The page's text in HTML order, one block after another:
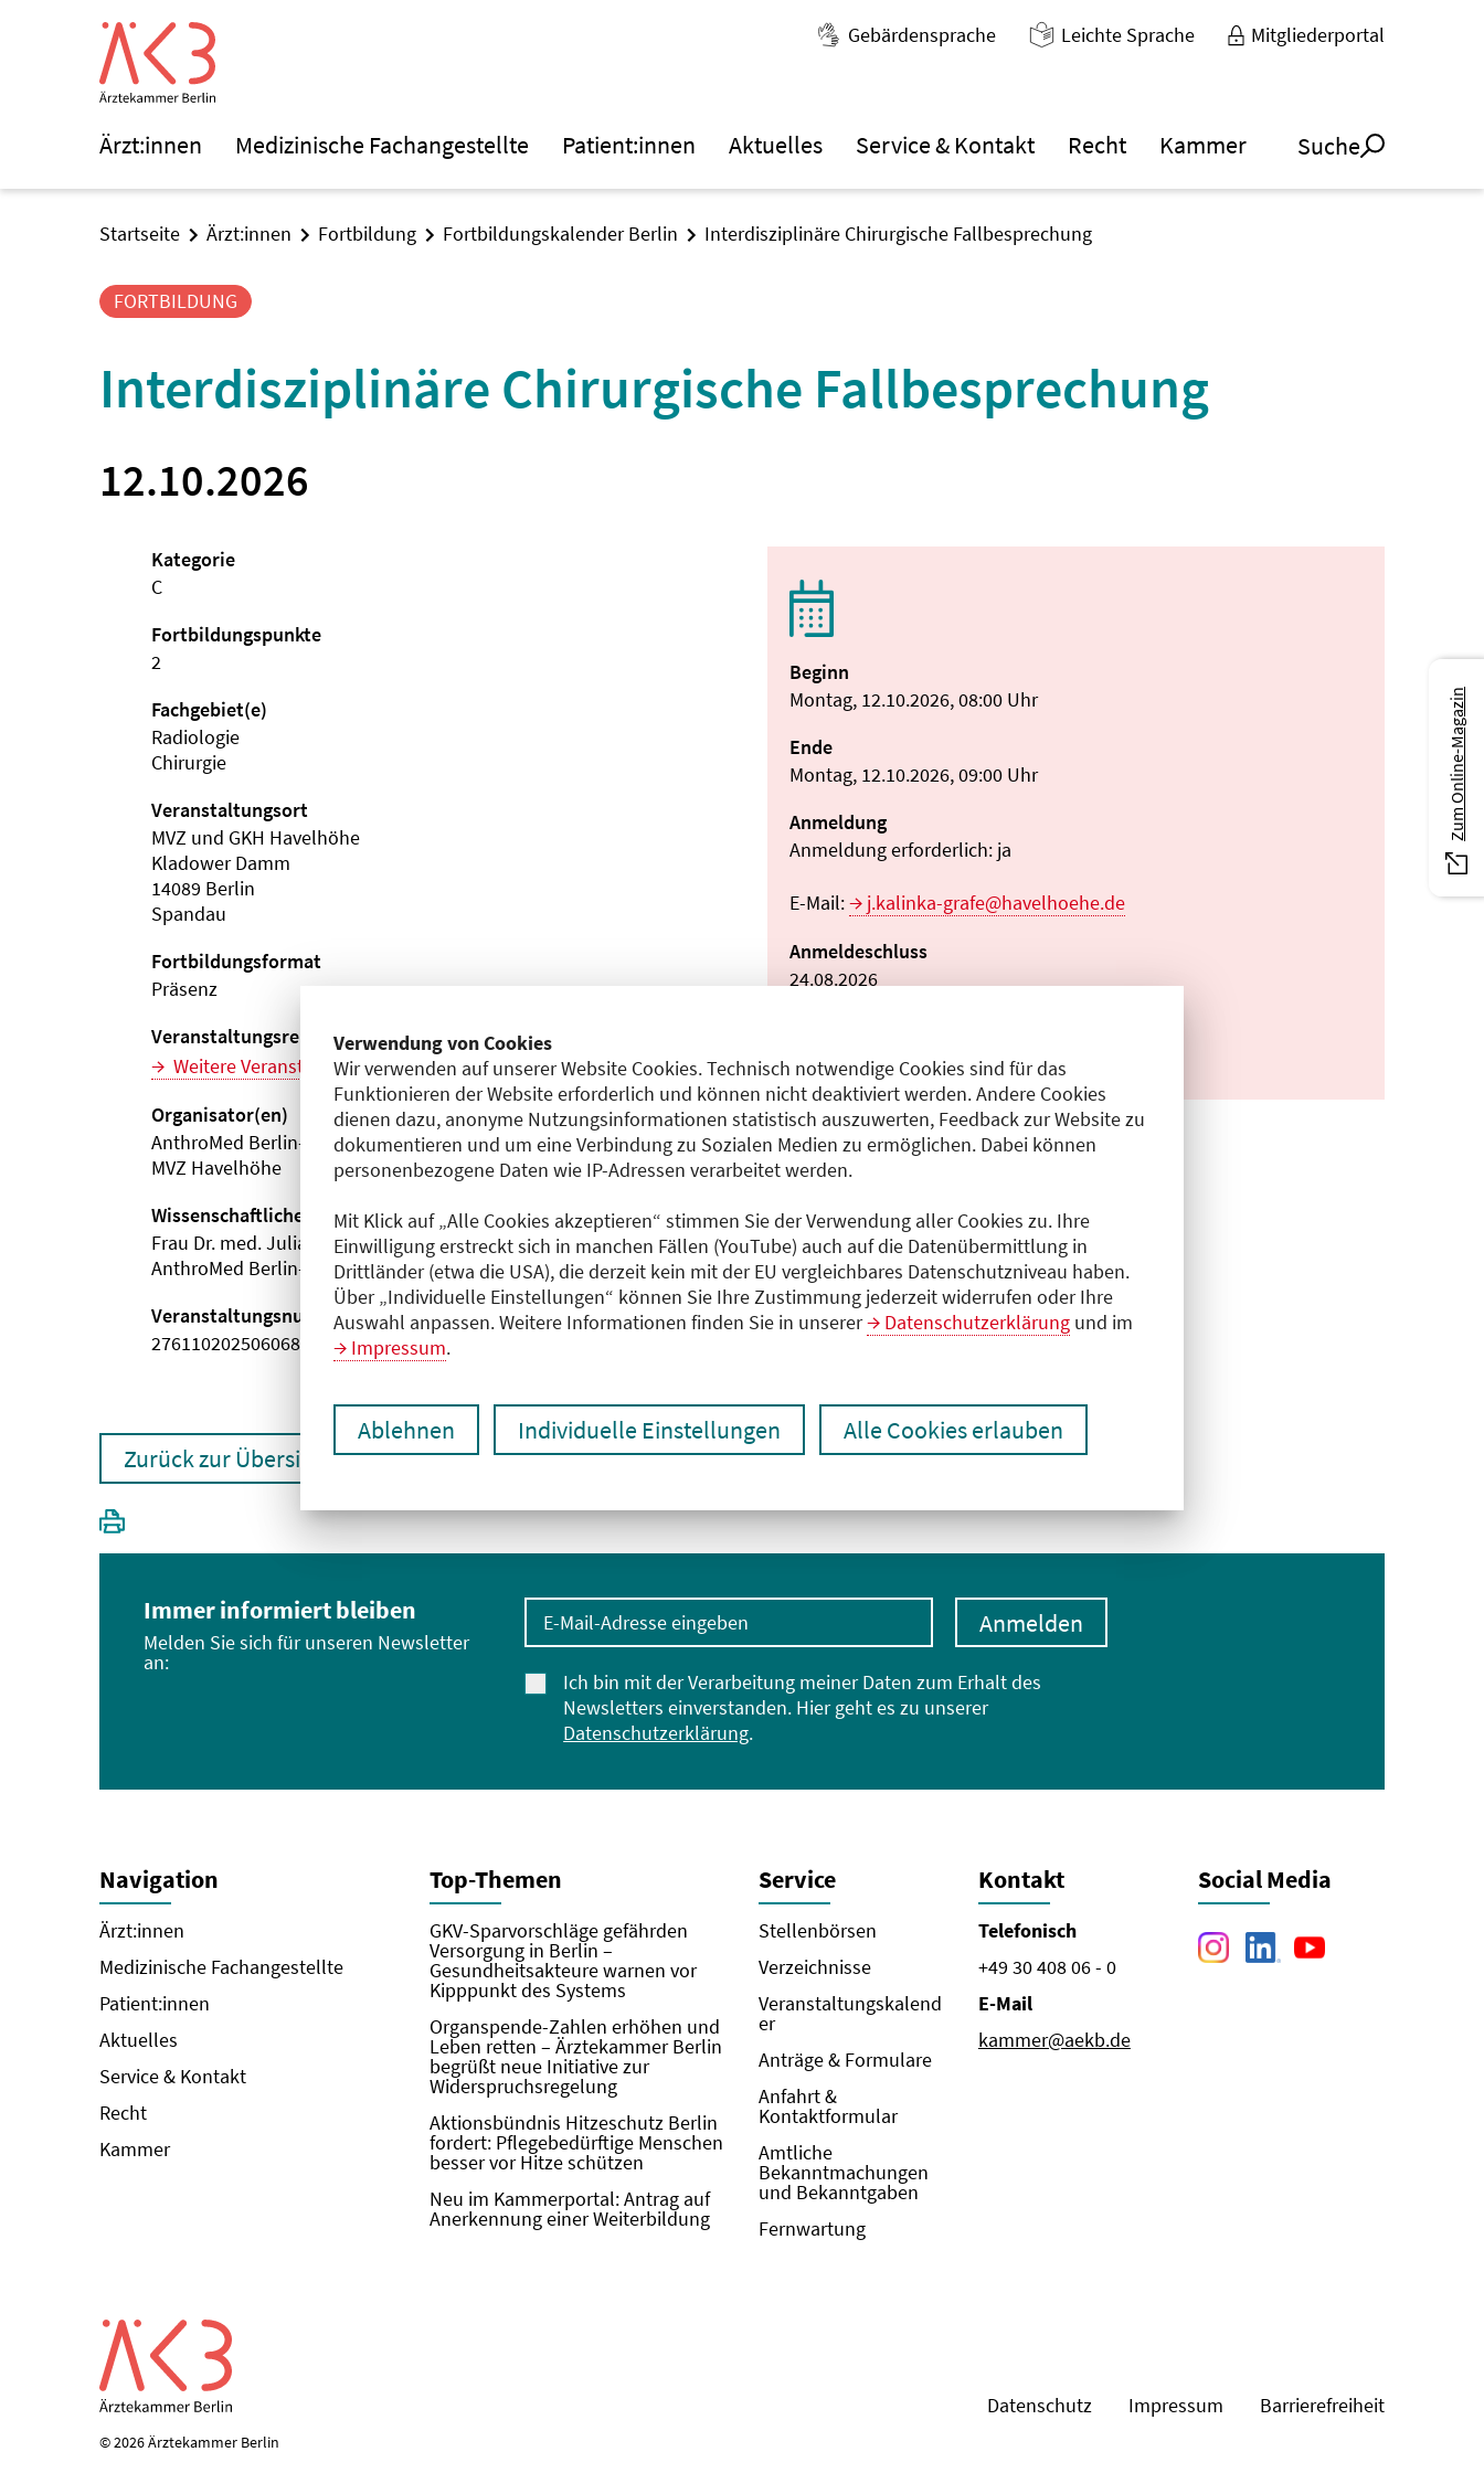
Verwendung von Cookies
Wir verwenden auf unserer Website Cookies. Technisch notwendige Cookies sind für das
Funktionieren der Website erforderlich und können nicht deaktiviert werden. Andere Cookies
dienen dazu, anonyme Nutzungsinformationen statistisch auszuwerten, Feedback zur Website zu
dokumentieren und um eine Verbindung zu Sozialen Medien zu ermöglichen. Dabei können
personenbezogene Daten wie IP-Adressen verarbeitet werden.
Mit Klick auf „Alle Cookies akzeptieren“ stimmen Sie der Verwendung aller Cookies zu. Ihre
Einwilligung erstreckt sich in manchen Fällen (YouTube) auch auf die Datenübermittlung in
Drittländer (etwa die USA), die derzeit kein mit der EU vergleichbares Datenschutzniveau haben.
Über „Individuelle Einstellungen“ können Sie Ihre Zustimmung jederzeit widerrufen oder Ihre
Auswahl anpassen. Weitere Informationen finden Sie in unserer
Datenschutzerklärung und im
Impressum.
Ablehnen Individuelle Einstellungen Alle Cookies erlauben
Gebärdensprache Leichte Sprache Mitgliederportal
Ärzt:innen Medizinische Fachangestellte Patient:innen Aktuelles Service & Kontakt Recht Kammer Suche
Startseite Ärzt:innen Fortbildung Fortbildungskalender Berlin Interdisziplinäre Chirurgische Fallbesprechung
FORTBILDUNG
Interdisziplinäre Chirurgische Fallbesprechung
12.10.2026
Beginn
Montag, 12.10.2026, 08:00 Uhr
Ende
Montag, 12.10.2026, 09:00 Uhr
Anmeldung
Anmeldung erforderlich: ja
E-Mail:
j.kalinka-grafe@havelhoehe.de
Anmeldeschluss
24.08.2026
Dokumente
Programm (PDF)
Kategorie
C
Fortbildungspunkte
2
Fachgebiet(e)
Radiologie
Chirurgie
Veranstaltungsort
MVZ und GKH Havelhöhe
Kladower Damm
14089 Berlin
Spandau
Fortbildungsformat
Präsenz
Veranstaltungsreihe
Weitere Veranstaltungen dieser Reihe (12)
Organisator(en)
AnthroMed Berlin-Brandenburg gGmbH
MVZ Havelhöhe
Wissenschaftliche Leitung
Frau Dr. med. Julia Kalinka-Grafe
AnthroMed Berlin-Brandenburg gGmbH
Veranstaltungsnummer
2761102025060680088
Zurück zur Übersicht
Immer informiert bleiben
Melden Sie sich für unseren Newsletter
an:
E-Mail-Adresse eingeben
Ich bin mit der Verarbeitung meiner Daten zum Erhalt des
Newsletters einverstanden. Hier geht es zu unserer
Datenschutzerklärung.
Anmelden
Navigation
Ärzt:innen
Medizinische Fachangestellte
Patient:innen
Aktuelles
Service & Kontakt
Recht
Kammer
Top-Themen
GKV-Sparvorschläge gefährden
Versorgung in Berlin –
Gesundheitsakteure warnen vor
Kipppunkt des Systems
Organspende-Zahlen erhöhen und
Leben retten – Ärztekammer Berlin
begrüßt neue Initiative zur
Widerspruchsregelung
Aktionsbündnis Hitzeschutz Berlin
fordert: Pflegebedürftige Menschen
besser vor Hitze schützen
Neu im Kammerportal: Antrag auf
Anerkennung einer Weiterbildung
Service
Stellenbörsen
Verzeichnisse
Veranstaltungskalend
er
Anträge & Formulare
Anfahrt &
Kontaktformular
Amtliche
Bekanntmachungen
und Bekanntgaben
Fernwartung
Kontakt
Telefonisch
+49 30 408 06 - 0
E-Mail
kammer@aekb.de
Social Media
Datenschutz Impressum Barrierefreiheit
© 2026 Ärztekammer Berlin
Zum Online-Magazin